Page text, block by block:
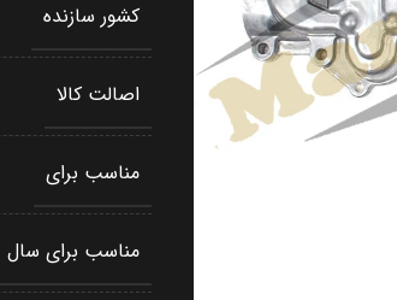
کشور سازنده
اصالت کالا
مناسب برای
مناسب برای سال